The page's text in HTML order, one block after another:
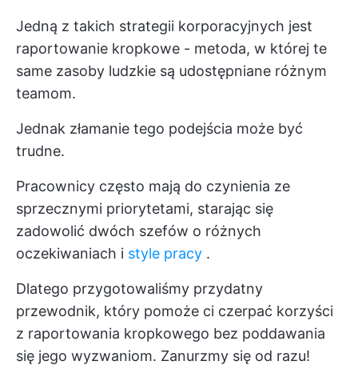
Jedną z takich strategii korporacyjnych jest
raportowanie kropkowe - metoda, w której te
same zasoby ludzkie są udostępniane różnym
teamom.
Jednak złamanie tego podejścia może być
trudne.
Pracownicy często mają do czynienia ze
sprzecznymi priorytetami, starając się
zadowolić dwóch szefów o różnych
oczekiwaniach i style pracy .
Dlatego przygotowaliśmy przydatny
przewodnik, który pomoże ci czerpać korzyści
z raportowania kropkowego bez poddawania
się jego wyzwaniom. Zanurzmy się od razu!